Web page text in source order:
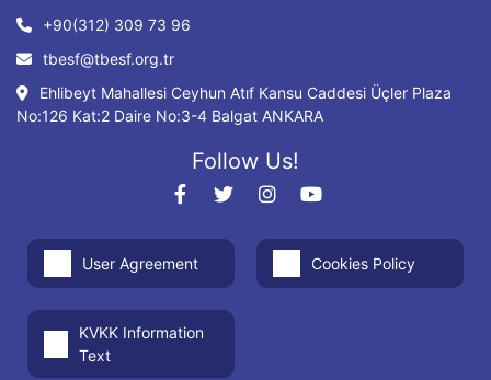
+90(312) 309 73 96
tbesf@tbesf.org.tr
Ehlibeyt Mahallesi Ceyhun Atıf Kansu Caddesi Üçler Plaza
No:126 Kat:2 Daire No:3-4 Balgat ANKARA
Follow Us!
User Agreement Cookies Policy
KVKK Information
Text